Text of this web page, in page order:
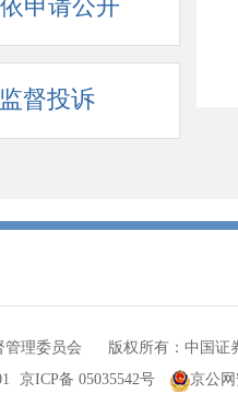
(1540)
(814)
事项(114)
见(378)
依申请公开
监督投诉
管理委员会 版权所有：中国证
京ICP备 05035542号 京公网